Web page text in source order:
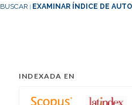
BUSCAR EXAMINAR ÍNDICE DE
INDEXADA EN